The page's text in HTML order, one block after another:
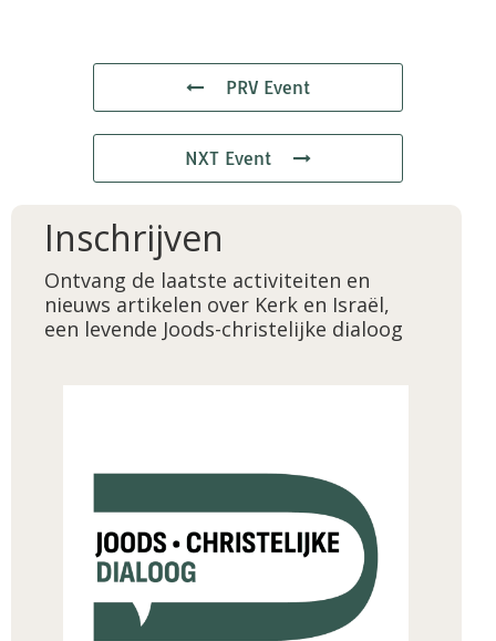
PRV Event
NXT Event
Inschrijven
Ontvang de laatste activiteiten en
nieuws artikelen over Kerk en Israël,
een levende Joods-christelijke dialoog